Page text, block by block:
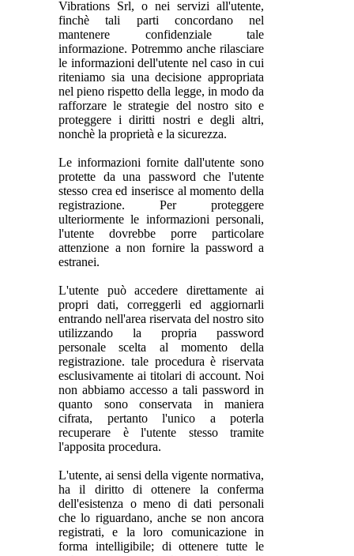
Vibrations Srl, o nei servizi all'utente,
finchè tali parti concordano nel
mantenere confidenziale tale
informazione. Potremmo anche rilasciare
le informazioni dell'utente nel caso in cui
riteniamo sia una decisione appropriata
nel pieno rispetto della legge, in modo da
rafforzare le strategie del nostro sito e
proteggere i diritti nostri e degli altri,
nonchè la proprietà e la sicurezza.
Le informazioni fornite dall'utente sono
protette da una password che l'utente
stesso crea ed inserisce al momento della
registrazione. Per proteggere
ulteriormente le informazioni personali,
l'utente dovrebbe porre particolare
attenzione a non fornire la password a
estranei.
L'utente può accedere direttamente ai
propri dati, correggerli ed aggiornarli
entrando nell'area riservata del nostro sito
utilizzando la propria password
personale scelta al momento della
registrazione. tale procedura è riservata
esclusivamente ai titolari di account. Noi
non abbiamo accesso a tali password in
quanto sono conservata in maniera
cifrata, pertanto l'unico a poterla
recuperare è l'utente stesso tramite
l'apposita procedura.
L'utente, ai sensi della vigente normativa,
ha il diritto di ottenere la conferma
dell'esistenza o meno di dati personali
che lo riguardano, anche se non ancora
registrati, e la loro comunicazione in
forma intelligibile; di ottenere tutte le